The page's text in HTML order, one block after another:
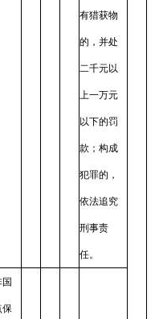
有猎获物
的，并处
二千元以
上一万元
以下的罚
款；构成
犯罪的，
依法追究
刑事责
任。
国
保